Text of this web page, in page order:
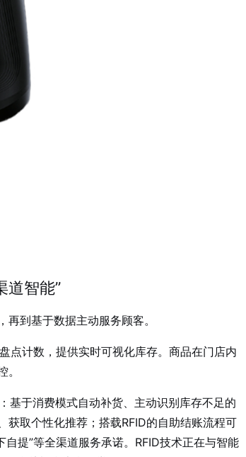
道智能”
到基于数据主动服务顾客。
点计数，提供实时可视化库存。商品在门店内
。
基于消费模式自动补货、主动识别库存不足的
获取个性化推荐 ；搭载RFID的自助结账流程可
自提”等全渠道服务承诺。RFID技术正在与智能